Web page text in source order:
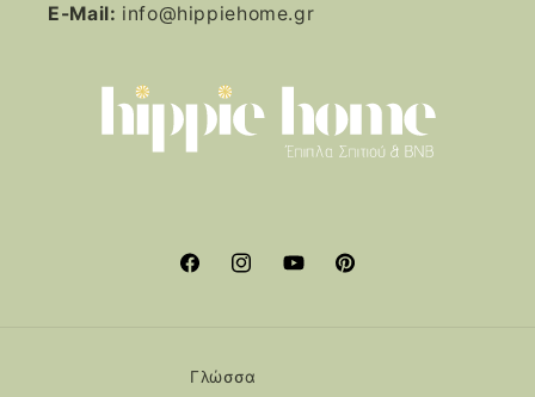
E-Mail: info@hippiehome.gr
FacebookInstagramYouTubePinterest
Γλώσσα